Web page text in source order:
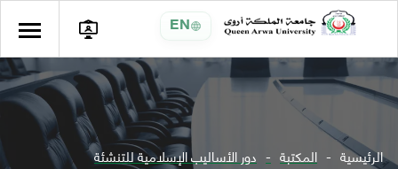
EN
الرئيسية المكتبة دور الأساليب الإسلامية للتنشئة